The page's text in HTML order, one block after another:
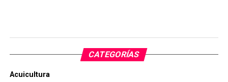
CATEGORÍAS
Acuicultura